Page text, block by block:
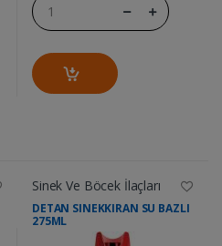
Sinek Ve Böcek İlaçları
DETAN SINEKKIRAN SU BAZLI
275ML